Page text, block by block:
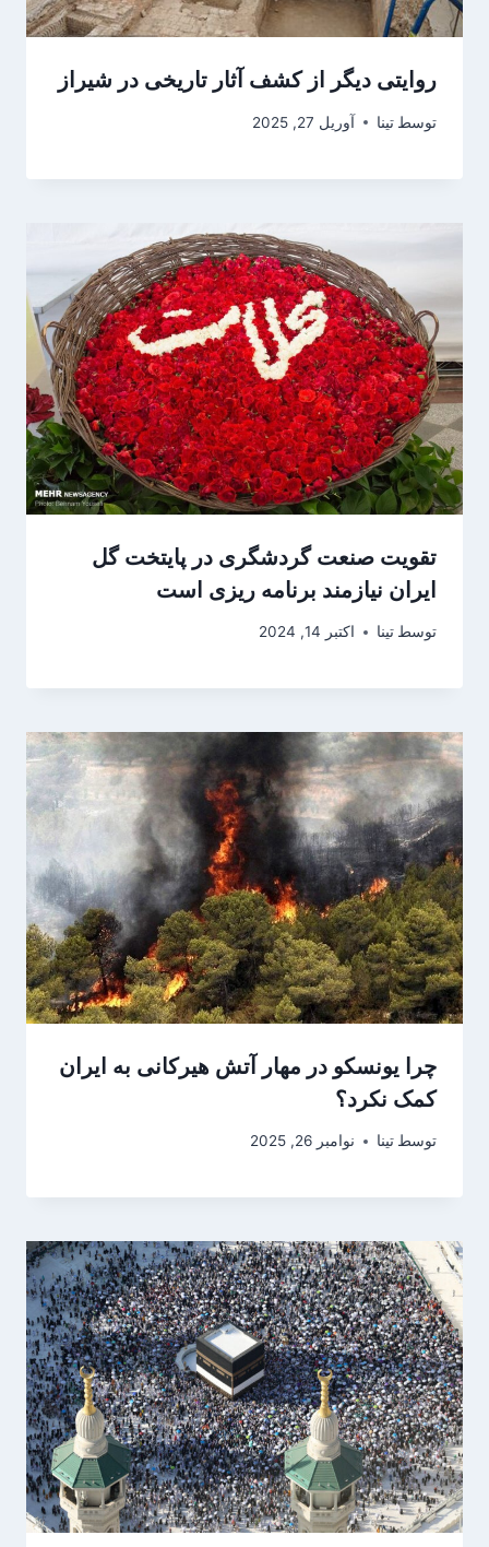
روایتی دیگر از کشف آثار تاریخی در شیراز
توسط تینا آوریل 27, 2025
تقویت صنعت گردشگری در پایتخت گل
ایران نیازمند برنامه ریزی است
توسط تینا اکتبر 14, 2024
چرا یونسکو در مهار آتش هیرکانی به ایران
کمک نکرد؟
توسط تینا نوامبر 26, 2025